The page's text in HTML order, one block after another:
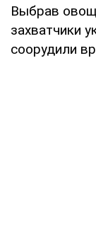
Выбрав
захватчики
соорудили